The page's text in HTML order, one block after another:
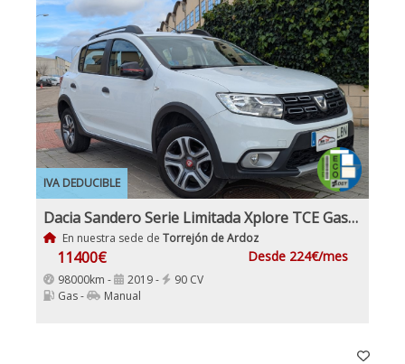
IVA DEDUCIBLE
Dacia Sandero Serie Limitada Xplore TCE Gasolina y GLP
En nuestra sede de Torrejón de Ardoz
11400€ Desde 224€/mes
98000km - 2019 -
90 CV
Gas -
Manual